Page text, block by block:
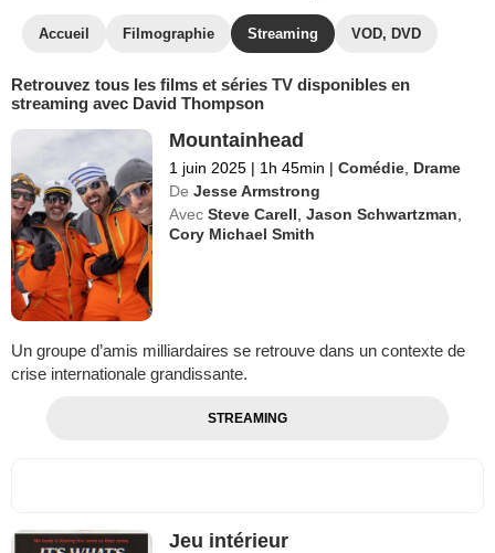
Accueil Filmographie Streaming VOD, DVD
Retrouvez tous les films et séries TV disponibles en
streaming avec David Thompson
Mountainhead
1 juin 2025 | 1h 45min | Comédie Drame
De Jesse Armstrong
Avec Steve Carell ,Jason Schwartzman
Cory Michael Smith
Un groupe d’amis milliardaires se retrouve dans un contexte de
crise internationale grandissante.
STREAMING
Jeu intérieur